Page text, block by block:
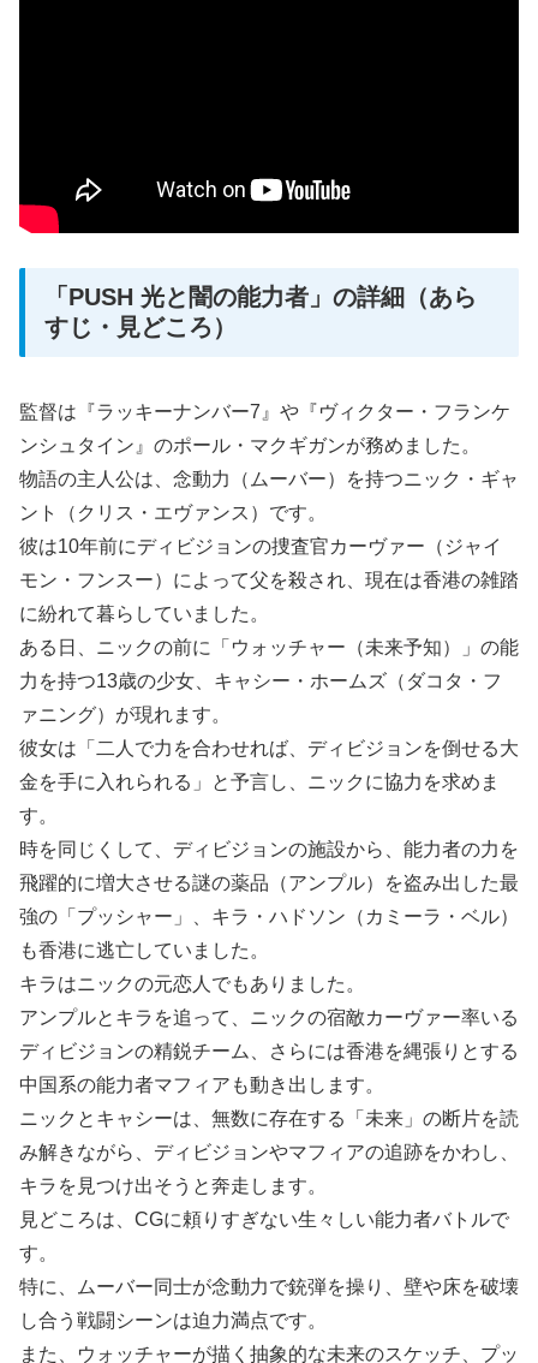
「PUSH 光と闇の能力者」の詳細（あら
すじ・見どころ）
監督は『ラッキーナンバー7』や『ヴィクター・フランケ
ンシュタイン』のポール・マクギガンが務めました。
物語の主人公は、念動力（ムーバー）を持つニック・ギャ
ント（クリス・エヴァンス）です。
彼は10年前にディビジョンの捜査官カーヴァー（ジャイ
モン・フンスー）によって父を殺され、現在は香港の雑踏
に紛れて暮らしていました。
ある日、ニックの前に「ウォッチャー（未来予知）」の能
力を持つ13歳の少女、キャシー・ホームズ（ダコタ・フ
ァニング）が現れます。
彼女は「二人で力を合わせれば、ディビジョンを倒せる大
金を手に入れられる」と予言し、ニックに協力を求めま
す。
時を同じくして、ディビジョンの施設から、能力者の力を
飛躍的に増大させる謎の薬品（アンプル）を盗み出した最
強の「プッシャー」、キラ・ハドソン（カミーラ・ベル）
も香港に逃亡していました。
キラはニックの元恋人でもありました。
アンプルとキラを追って、ニックの宿敵カーヴァー率いる
ディビジョンの精鋭チーム、さらには香港を縄張りとする
中国系の能力者マフィアも動き出します。
ニックとキャシーは、無数に存在する「未来」の断片を読
み解きながら、ディビジョンやマフィアの追跡をかわし、
キラを見つけ出そうと奔走します。
見どころは、CGに頼りすぎない生々しい能力者バトルで
す。
特に、ムーバー同士が念動力で銃弾を操り、壁や床を破壊
し合う戦闘シーンは迫力満点です。
また、ウォッチャーが描く抽象的な未来のスケッチ、プッ